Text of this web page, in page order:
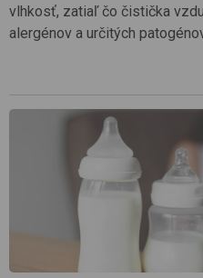
vlhkosť, zatiaľ čo čistička
alergénov a určitých